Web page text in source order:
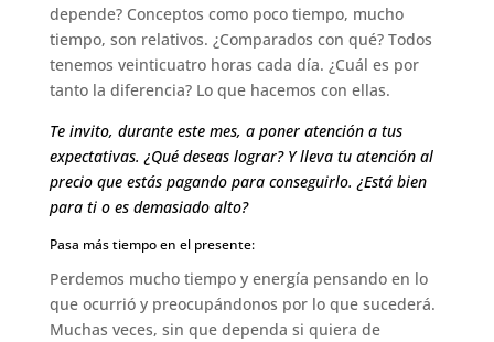
depende? Conceptos como poco tiempo, mucho
tiempo, son relativos. ¿Comparados con qué? Todos
tenemos veinticuatro horas cada día. ¿Cuál es por
tanto la diferencia? Lo que hacemos con ellas.
Te invito, durante este mes, a poner atención a tus
expectativas. ¿Qué deseas lograr? Y lleva tu atención al
precio que estás pagando para conseguirlo. ¿Está bien
para ti o es demasiado alto?
Pasa más tiempo en el presente:
Perdemos mucho tiempo y energía pensando en lo
que ocurrió y preocupándonos por lo que sucederá.
Muchas veces, sin que dependa si quiera de